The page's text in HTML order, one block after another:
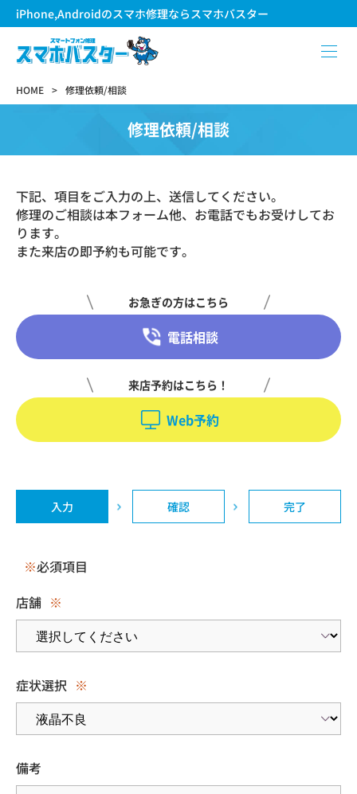
iPhone,Androidのスマホ修理ならスマホバスター
HOME 修理依頼/相談
修理依頼/相談
下記、項目をご入力の上、送信してください。
修理のご相談は本フォーム他、お電話でもお受けしてお
ります。
また来店の即予約も可能です。
お急ぎの方はこちら
電話相談
来店予約はこちら！
Web予約
入力 確認 完了
※必須項目
店舗 ※
症状選択 ※
備考